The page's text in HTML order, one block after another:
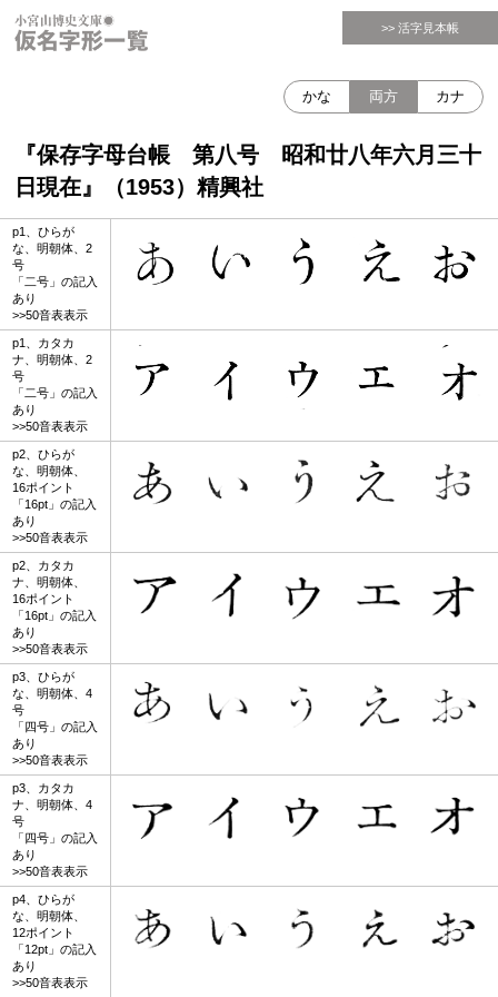
>> 活字見本帳
『保存字母台帳 第八号 昭和廿八年六月三十
日現在』（1953）精興社
かな 両方 カナ
p1、ひらが
な、明朝体、2
号
「二号」の記入
あり
>>50音表表示
p1、カタカ
ナ、明朝体、2
号
「二号」の記入
あり
>>50音表表示
p2、ひらが
な、明朝体、
16ポイント
「16pt」の記入
あり
>>50音表表示
p2、カタカ
ナ、明朝体、
16ポイント
「16pt」の記入
あり
>>50音表表示
p3、ひらが
な、明朝体、4
号
「四号」の記入
あり
>>50音表表示
p3、カタカ
ナ、明朝体、4
号
「四号」の記入
あり
>>50音表表示
p4、ひらが
な、明朝体、
12ポイント
「12pt」の記入
あり
>>50音表表示